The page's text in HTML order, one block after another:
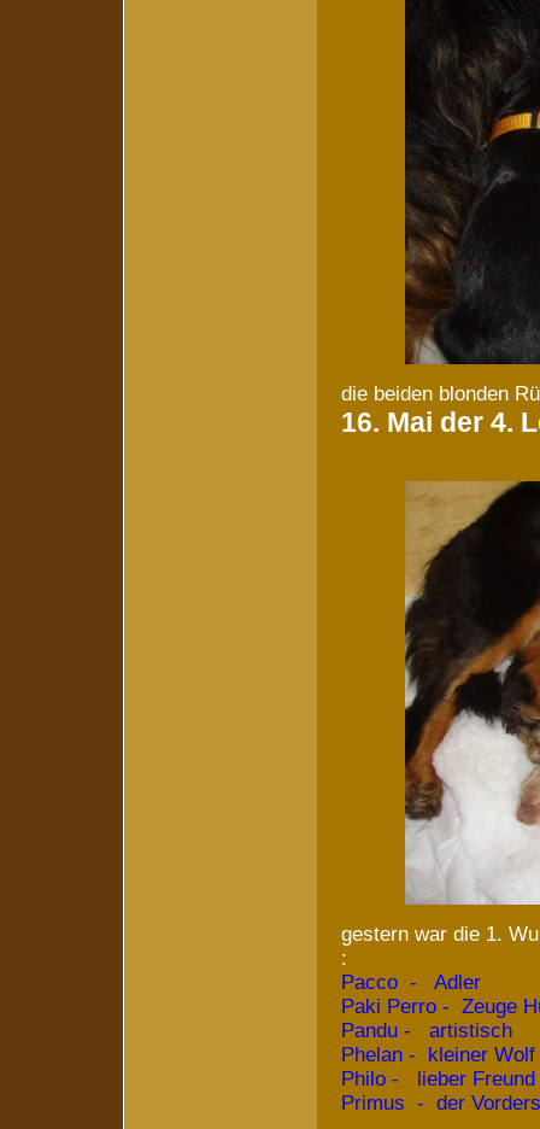
die beiden blonden
16. Mai der 4.
gestern war die 1.
:
Pacco - Adler
Paki Perro - Zeuge
Pandu - artistisch
Phelan - kleiner Wolf
Philo - lieber Freund
Primus - der